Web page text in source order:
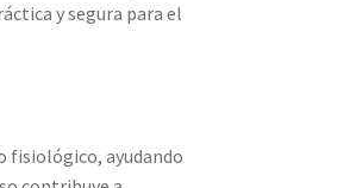
y segura para el
fisiológico, ayudando